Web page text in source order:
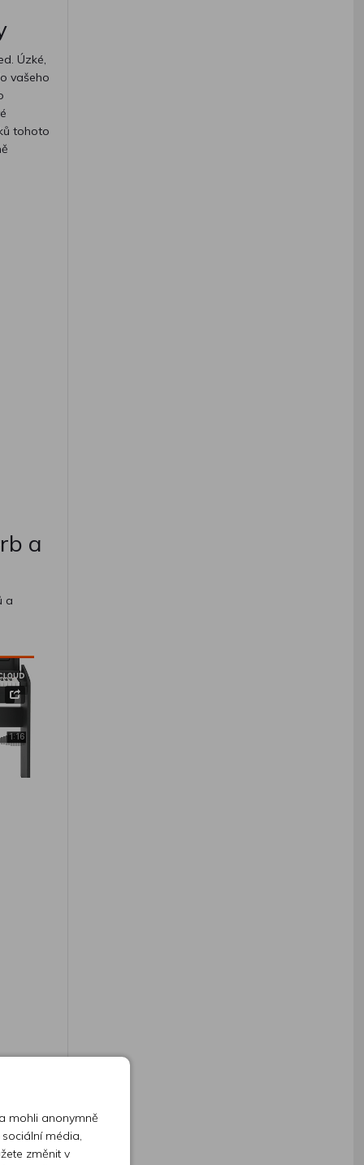
Úzké,
vašeho
tohoto
a
a
třídě
nástroj,
mohli anonymně
média,
změnit v